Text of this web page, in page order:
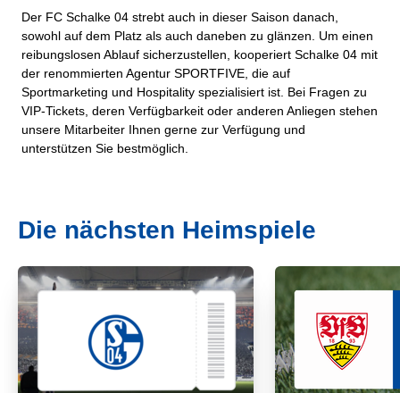
Der FC Schalke 04 strebt auch in dieser Saison danach,
sowohl auf dem Platz als auch daneben zu glänzen. Um einen
reibungslosen Ablauf sicherzustellen, kooperiert Schalke 04 mit
der renommierten Agentur SPORTFIVE, die auf
Sportmarketing und Hospitality spezialisiert ist. Bei Fragen zu
VIP-Tickets, deren Verfügbarkeit oder anderen Anliegen stehen
unsere Mitarbeiter Ihnen gerne zur Verfügung und
unterstützen Sie bestmöglich.
Die nächsten Heimspiele